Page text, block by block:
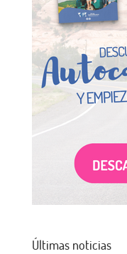
Últimas noticias